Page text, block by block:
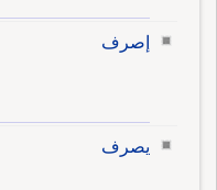
إصرف
يصرف